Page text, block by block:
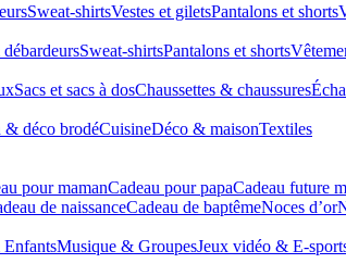
Sweat-shirtsVestes et giletsPantalons et shorts
Sweat-shirtsPantalons et shorts
Sacs et sacs à dosChaussettes & chaussures
& déco brodéCuisineDéco & maisonTextiles
pour mamanCadeau pour papaCadeau future
de naissanceCadeau de baptêmeNoces d’or
EnfantsMusique & GroupesJeux vidéo & E-